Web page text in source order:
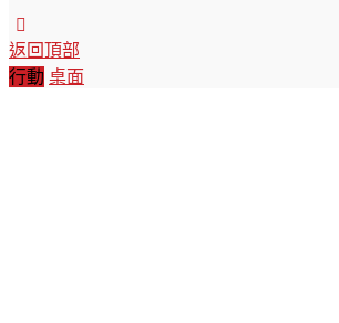
返回頂部
行動 桌面